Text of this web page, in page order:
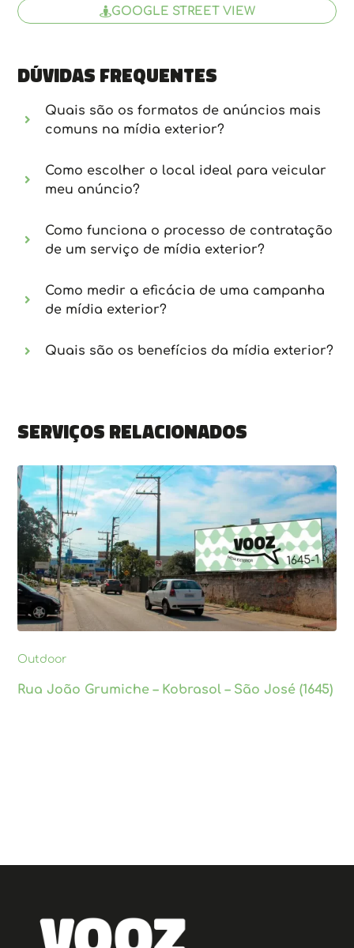
GOOGLE STREET VIEW
Dúvidas frequentes
Quais são os formatos de anúncios mais
comuns na mídia exterior?
Como escolher o local ideal para veicular
meu anúncio?
Como funciona o processo de contratação
de um serviço de mídia exterior?
Como medir a eficácia de uma campanha
de mídia exterior?
Quais são os benefícios da mídia exterior?
Serviços relacionados
Outdoor
Rua João Grumiche – Kobrasol – São José (1645)